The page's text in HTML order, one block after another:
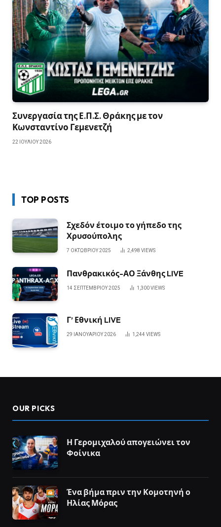
Συνεργασία της Ε.Π.Σ. Θράκης με τον
Κωνσταντίνο Γεμενετζή
22 ΙΟΥΛΊΟΥ 2026
TOP POSTS
Σχεδόν έτοιμο το γήπεδο της
Χρυσούπολης
7 ΟΚΤΩΒΡΊΟΥ 2025 2,498 VIEWS
Πανθρακικός-ΑΟ Ξάνθης LIVE
14 ΣΕΠΤΕΜΒΡΊΟΥ 2025 1,300VIEWS
Γ’ Εθνική LIVE
29 ΙΑΝΟΥΑΡΊΟΥ 2026 1,244 VIEWS
OUR PICKS
Η Γερομιχαλού απογειώνει τον
Φοίνικα
Ένα βήμα πριν την Κομοτηνή ο
Ηλίας Μόρας